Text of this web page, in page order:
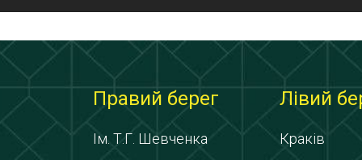
Правий берег
Ім. Т.Г. Шевченка
Лівий
Краків